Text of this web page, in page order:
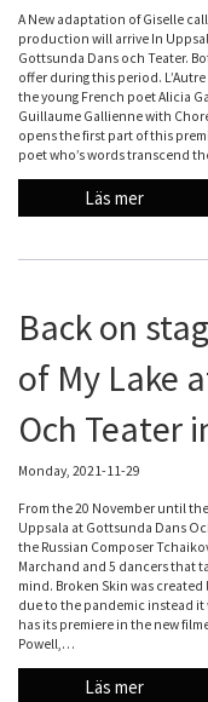
A New adaptation of Giselle
production will arrive In
Gottsunda Dans och Teater.
offer during this period.
the young French poet Alicia
Guillaume Gallienne with
opens the first part of this
poet who’s words transcend
Läs mer
Back on
of My Lake
Och Teater
Monday, 2021-11-29
From the 20 November until
Uppsala at Gottsunda Dans
the Russian Composer
Marchand and 5 dancers that
mind. Broken Skin was
due to the pandemic instead
has its premiere in the new
Powell,…
Läs mer